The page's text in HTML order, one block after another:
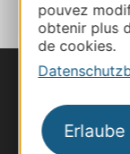
pouvez
obtenir plus
de cookies.